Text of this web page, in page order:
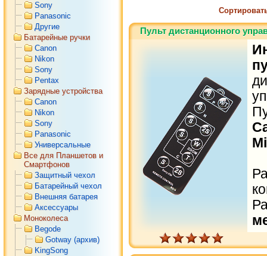
Sony
Panasonic
Другие
Батарейные ручки
Canon
Nikon
Sony
Pentax
Зарядные устройства
Canon
Nikon
Sony
Panasonic
Универсальные
Все для Планшетов и
Смартфонов
Защитный чехол
Батарейный чехол
Внешняя батарея
Аксессуары
Моноколеса
Begode
Gotway (архив)
KingSong
Пульт дистанционного